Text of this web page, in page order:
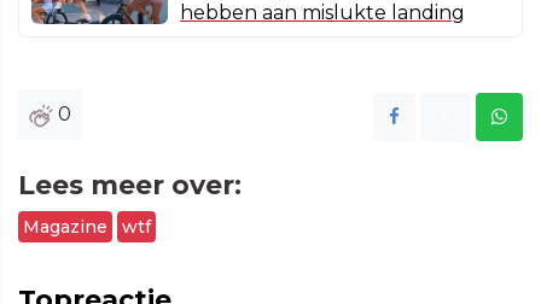
hebben aan mislukte landing
0
Lees meer over:
Magazine wtf